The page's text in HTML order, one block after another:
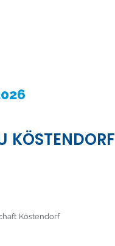
KÖSTENDORF
Köstendorf